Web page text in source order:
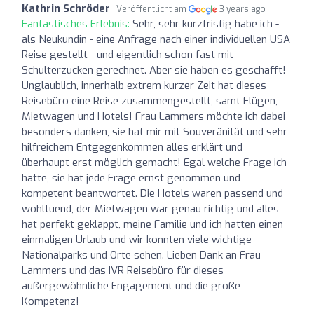
Kathrin Schröder Veröffentlicht am 3 years ago
Fantastisches Erlebnis: Sehr, sehr kurzfristig habe ich -
als Neukundin - eine Anfrage nach einer individuellen USA
Reise gestellt - und eigentlich schon fast mit
Schulterzucken gerechnet. Aber sie haben es geschafft!
Unglaublich, innerhalb extrem kurzer Zeit hat dieses
Reisebüro eine Reise zusammengestellt, samt Flügen,
Mietwagen und Hotels! Frau Lammers möchte ich dabei
besonders danken, sie hat mir mit Souveränität und sehr
hilfreichem Entgegenkommen alles erklärt und
überhaupt erst möglich gemacht! Egal welche Frage ich
hatte, sie hat jede Frage ernst genommen und
kompetent beantwortet. Die Hotels waren passend und
wohltuend, der Mietwagen war genau richtig und alles
hat perfekt geklappt, meine Familie und ich hatten einen
einmaligen Urlaub und wir konnten viele wichtige
Nationalparks und Orte sehen. Lieben Dank an Frau
Lammers und das IVR Reisebüro für dieses
außergewöhnliche Engagement und die große
Kompetenz!